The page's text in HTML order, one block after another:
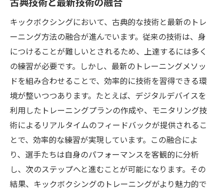
キックボクシングにおいて、古典的な技術と最新のトレ
ーニング方法の融合が進んでいます。従来の技術は、身
につけることが難しいとされるため、上達するには多く
の練習が必要です。しかし、最新のトレーニングメソッ
ドを組み合わせることで、効率的に技術を習得できる環
境が整いつつあります。たとえば、デジタルデバイスを
利用したトレーニングプランの作成や、モニタリング技
術によるリアルタイムのフィードバックが提供されるこ
とで、効率的な練習が実現しています。この融合によ
り、選手たちは自身のパフォーマンスを客観的に分析
し、次のステップへと進むことが可能になります。その
結果、キックボクシングのトレーニングがより魅力的で